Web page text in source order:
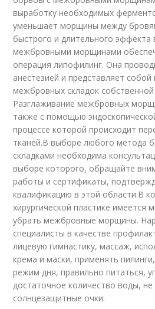
выработку необходимых
уменьшает морщины между
быстрого и длительного эффекта
межбровными морщинами
операция липофилинг. Она
анестезией и представляет собой
межбровных складок
Разглаживание межбровных
также с помощью
процессе которой происходит
тканей.В выборе любого метода
складками необходима
выборе которого, обращайте
работы и сертификаты,
квалификацию в этой области.В
хирургической пластике имеется
убрать межбровные морщины.
специалисты в качестве
лицевую гимнастику, массаж,
крема и маски, применять
режим дня, правильно питаться,
достаточное количество воды,
солнцезащитные очки.